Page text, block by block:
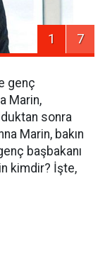
1 7
genç
Marin,
sonra
Marin, bakın
başbakanı
kimdir? İşte,